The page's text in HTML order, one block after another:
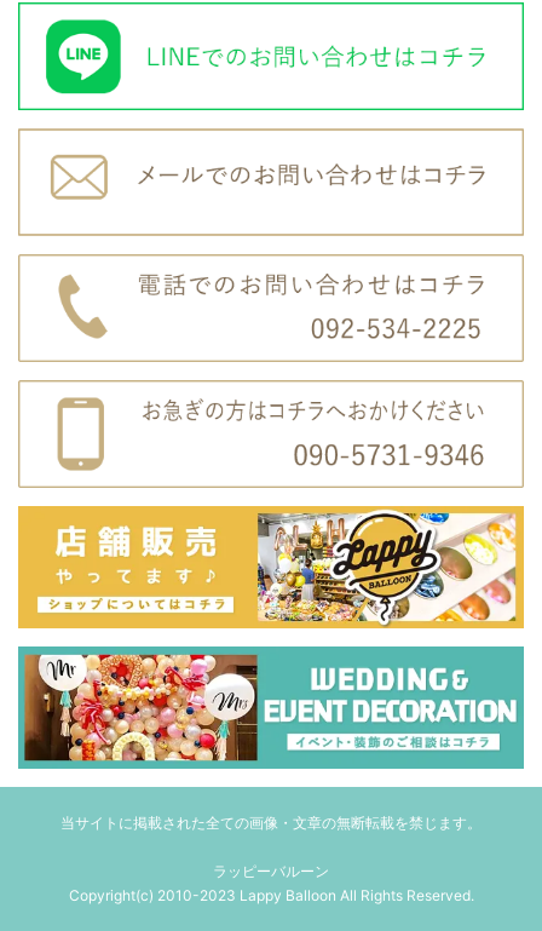
当サイトに掲載された全ての画像・文章の無断転載を禁じます。
ラッピーバルーン
Copyright(c) 2010-2023 Lappy Balloon All Rights Reserved.